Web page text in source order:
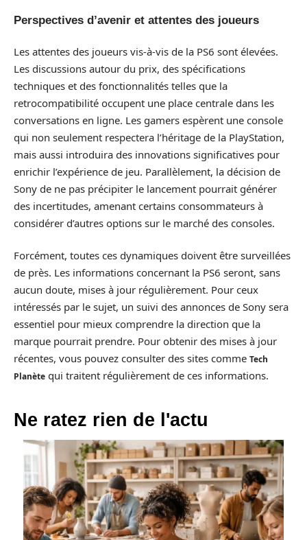
Perspectives d’avenir et attentes des joueurs
Les attentes des joueurs vis-à-vis de la PS6 sont élevées.
Les discussions autour du prix, des spécifications
techniques et des fonctionnalités telles que la
retrocompatibilité occupent une place centrale dans les
conversations en ligne. Les gamers espèrent une console
qui non seulement respectera l’héritage de la PlayStation,
mais aussi introduira des innovations significatives pour
enrichir l’expérience de jeu. Parallèlement, la décision de
Sony de ne pas précipiter le lancement pourrait générer
des incertitudes, amenant certains consommateurs à
considérer d’autres options sur le marché des consoles.
Forcément, toutes ces dynamiques doivent être surveillées
de près. Les informations concernant la PS6 seront, sans
aucun doute, mises à jour régulièrement. Pour ceux
intéressés par le sujet, un suivi des annonces de Sony sera
essentiel pour mieux comprendre la direction que la
marque pourrait prendre. Pour obtenir des mises à jour
récentes, vous pouvez consulter des sites comme Tech
Planète qui traitent régulièrement de ces informations.
Ne ratez rien de l'actu